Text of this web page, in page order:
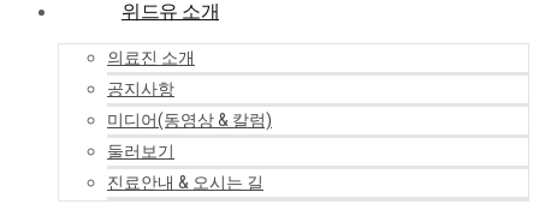
위드유 소개
의료진 소개
공지사항
미디어(동영상 & 칼럼)
둘러보기
진료안내 & 오시는 길